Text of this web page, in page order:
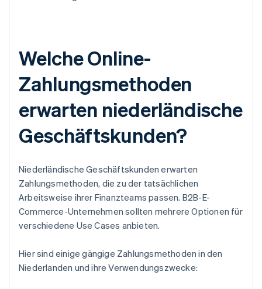
Welche Online-
Zahlungsmethoden
erwarten niederländische
Geschäftskunden?
Niederländische Geschäftskunden erwarten
Zahlungsmethoden, die zu der tatsächlichen
Arbeitsweise ihrer Finanzteams passen. B2B-E-
Commerce-Unternehmen sollten mehrere Optionen für
verschiedene Use Cases anbieten.
Hier sind einige gängige Zahlungsmethoden in den
Niederlanden und ihre Verwendungszwecke: